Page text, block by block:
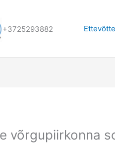
+3725293882
võrgupiirkonna